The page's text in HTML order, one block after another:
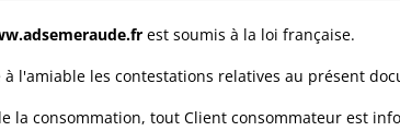
est soumis à la loi française.
l'amiable les contestations relatives au présent
la consommation, tout Client consommateur est